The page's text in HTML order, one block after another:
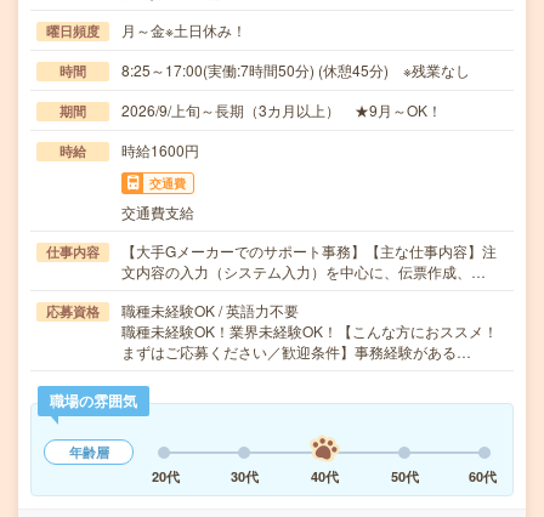
曜日頻度 月～金※土日休み！
時間 8:25～17:00(実働:7時間50分) (休憩45分) ※残業なし
期間 2026/9/上旬～長期（3カ月以上） ★9月～OK！
時給 時給1600円
交通費
交通費支給
仕事内容
【大手Gメーカーでのサポート事務】【主な仕事内容】注
文内容の入力（システム入力）を中心に、伝票作成、…
応募資格
職種未経験OK / 英語力不要
職種未経験OK！業界未経験OK！【こんな方におススメ！
まずはご応募ください／歓迎条件】事務経験がある…
職場の雰囲気
年齢層
20代
30代 40代 50代 60代